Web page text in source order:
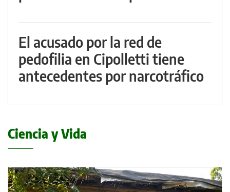
El acusado por la red de
pedofilia en Cipolletti tiene
antecedentes por narcotráfico
Ciencia y Vida